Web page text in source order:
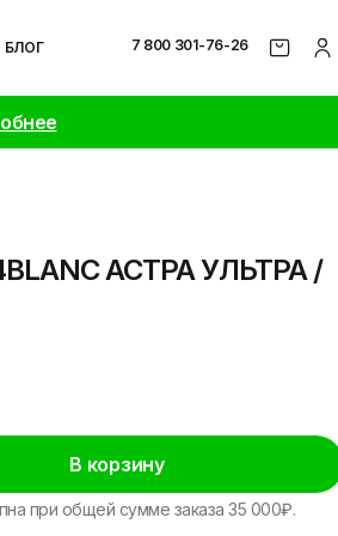
БЛОГ 7 800 301-76-26
АСТРА УЛЬТРА /
В корзину
при общей сумме заказа 35 000₽.